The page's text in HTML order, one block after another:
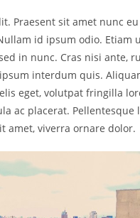
Praesent sit amet nunc
id ipsum odio. Etiam
in nunc. Cras nisi ante,
interdum quis.
eget, volutpat fringilla
ac placerat.
amet, viverra ornare dolor.